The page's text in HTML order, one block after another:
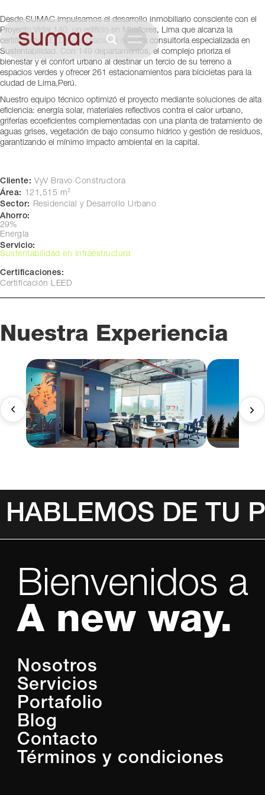
Desde SUMAC impulsamos el desarrollo inmobiliario consciente con el
Proyecto Vidal 140, un edificio en Miraflores, Lima que alcanza la
certificación LEED Gold gracias a nuestra consultoría especializada en
Sustentabilidad. Con 149 departamentos, el complejo prioriza el
bienestar y el confort urbano al destinar un tercio de su terreno a
espacios verdes y ofrecer 261 estacionamientos para bicicletas para la
ciudad de Lima,Perú.
Nuestro equipo técnico optimizó el proyecto mediante soluciones de alta
eficiencia: energía solar, materiales reflectivos contra el calor urbano,
griferías ecoeficientes complementadas con una planta de tratamiento de
aguas grises, vegetación de bajo consumo hídrico y gestión de residuos,
garantizando el mínimo impacto ambiental en la capital.
Cliente: VyV Bravo Constructora
Área: 121,515 m²
Sector: Residencial y Desarrollo Urbano
Ahorro:
29%
Energía
Servicio:
Sustentabilidad en Infraestructura
Certificaciones:
Certificación LEED
Nuestra Experiencia
HABLEMOS DE TU
Bienvenidos a
A new way.
Nosotros
Servicios
Portafolio
Blog
Contacto
Términos y condiciones